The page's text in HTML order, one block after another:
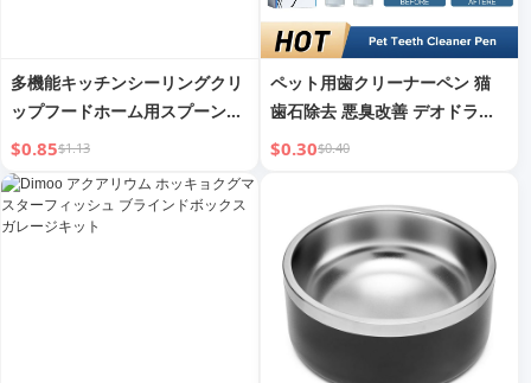
多機能キッチンシーリングクリ
ップフードホーム用スプーンシ
リアルスクープライススプーン
プラスチックロングハンドルス
クープキャットフードスプーン
$0.85$1.13
ペット用歯クリーナーペン 猫
歯石除去 悪臭改善 デオドラン
ト 歯垢軽減 犬用オーラルケア
$0.30$0.40